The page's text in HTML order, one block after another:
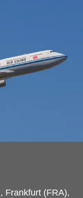
Frankfurt (FRA),